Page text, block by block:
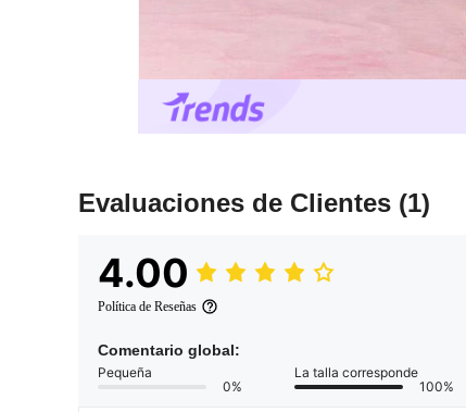
Evaluaciones de Clientes (1)
4.00
Política de Reseñas
Comentario global:
Pequeña
0%
La talla corresponde
100%